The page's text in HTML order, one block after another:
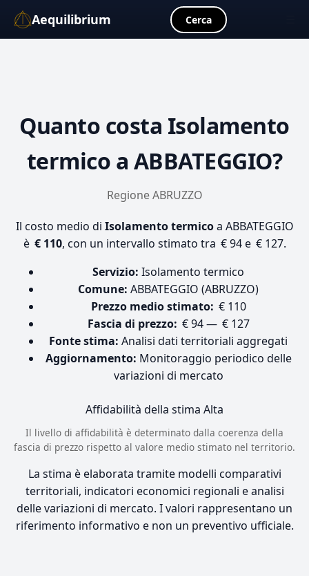
Aequilibrium Cerca
Quanto costa Isolamento
termico a ABBATEGGIO?
Regione ABRUZZO
Il costo medio di Isolamento termicoa ABBATEGGIO
è € 110, con un intervallo stimato tra € 94 e € 127.
Servizio: Isolamento termico
Comune: ABBATEGGIO (ABRUZZO)
Prezzo medio stimato: € 110
Fascia di prezzo: € 94 — € 127
Fonte stima: Analisi dati territoriali aggregati
Aggiornamento: Monitoraggio periodico delle
variazioni di mercato
Affidabilità della stima Alta
Il livello di affidabilità è determinato dalla coerenza della
fascia di prezzo rispetto al valore medio stimato nel territorio.
La stima è elaborata tramite modelli comparativi
territoriali, indicatori economici regionali e analisi
delle variazioni di mercato. I valori rappresentano un
riferimento informativo e non un preventivo ufficiale.